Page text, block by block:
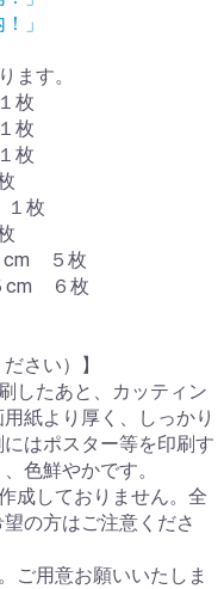
」
ます。
枚
枚
枚
１枚
cm ５枚
cm ６枚
さい）】
したあと、カッティン
紙より厚く、しっかり
はポスター等を印刷す
色鮮やかです。
成しておりません。全
の方はご注意くださ
ご用意お願いいたしま